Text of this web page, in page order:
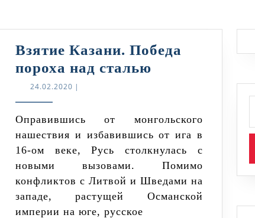
Взятие Казани. Победа
пороха над стальюВзятие
пороха
над
сталью
24.02.202024.02.2020
|
Оправившись от монгольского
нашествия и избавившись от ига в
16-ом веке, Русь столкнулась с
новыми вызовами. Помимо
конфликтов с Литвой и Шведами на
западе, растущей Османской
империи на юге, русское